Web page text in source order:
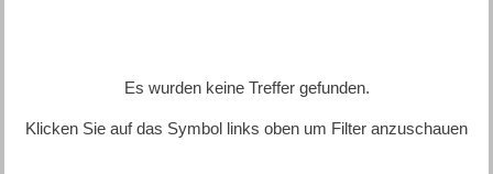
Es wurden keine Treffer gefunden.
Klicken Sie auf das Symbol links oben um Filter anzuschauen